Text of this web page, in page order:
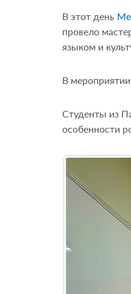
В этот день
провело
языком и
В
Студенты из
особенности